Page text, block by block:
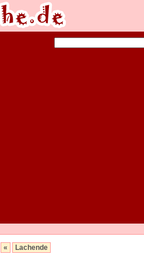
« Lachende